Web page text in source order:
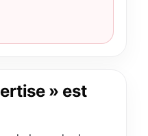
» est